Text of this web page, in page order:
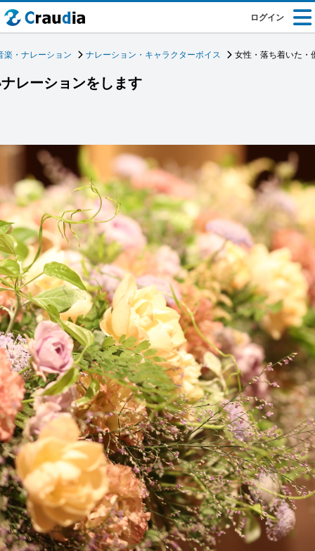
ログイン
楽・ナレーション ナレーション・キャラクターボイス 女性・落ち着いた・
レーションをします